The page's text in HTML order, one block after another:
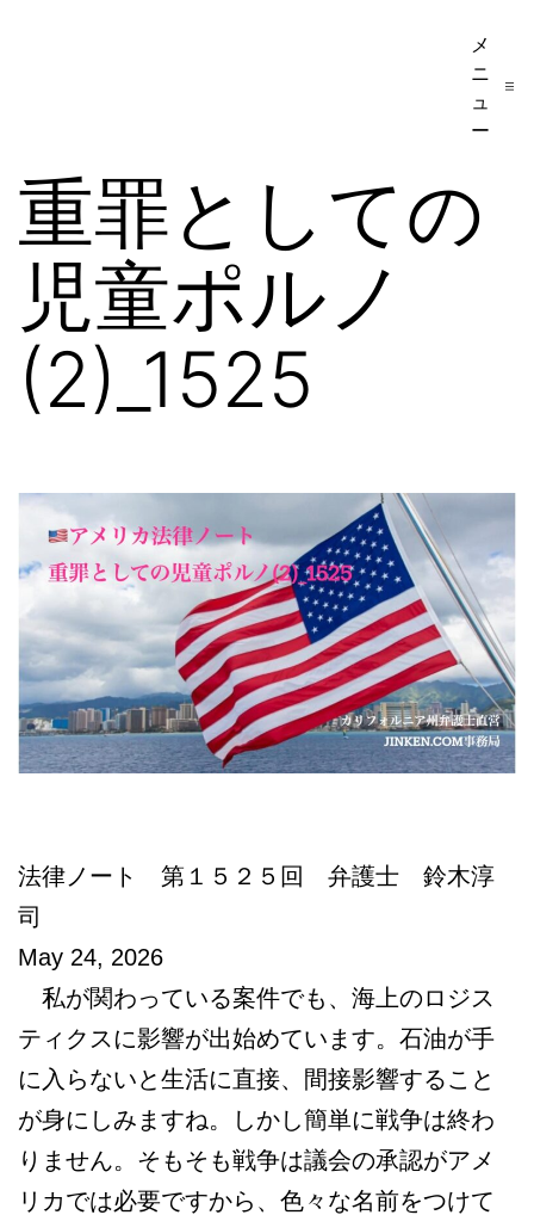
移
民・
ビ
ザ
手
続
の
本
語
相
談
メ
ニ
ュ
ー
重罪としての
児童ポルノ
(2)_1525
法律ノート 第１５２５回 弁護士 鈴木淳
司
May 24, 2026
私が関わっている案件でも、海上のロジス
ティクスに影響が出始めています。石油が手
に入らないと生活に直接、間接影響すること
が身にしみますね。しかし簡単に戦争は終わ
りません。そもそも戦争は議会の承認がアメ
リカでは必要ですから、色々な名前をつけて